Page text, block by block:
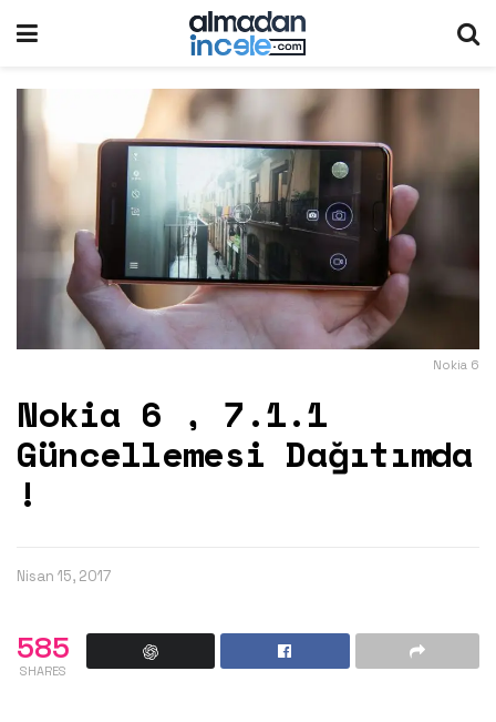
Nokia 6
Nokia 6 , 7.1.1
Güncellemesi Dağıtımda
!
Nisan 15, 2017
585
SHARES